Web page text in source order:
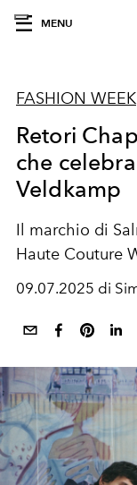
MENU
FASHION WEEK
Retori
che
Veldkamp
Il marchio di
Haute Couture
09.07.2025 di